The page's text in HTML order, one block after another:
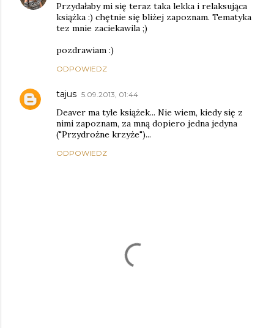
Przydałaby mi się teraz taka lekka i relaksująca
książka :) chętnie się bliżej zapoznam. Tematyka
tez mnie zaciekawila ;)
pozdrawiam :)
ODPOWIEDZ
tajus 5.09.2013, 01:44
Deaver ma tyle książek... Nie wiem, kiedy się z
nimi zapoznam, za mną dopiero jedna jedyna
("Przydrożne krzyże")...
ODPOWIEDZ